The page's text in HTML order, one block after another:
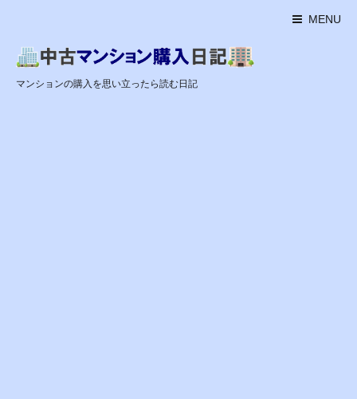
MENU
マンションの購入を思い立ったら読む日記